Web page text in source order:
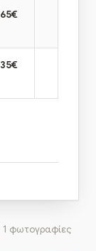
65€
35€
1 φωτογραφίες